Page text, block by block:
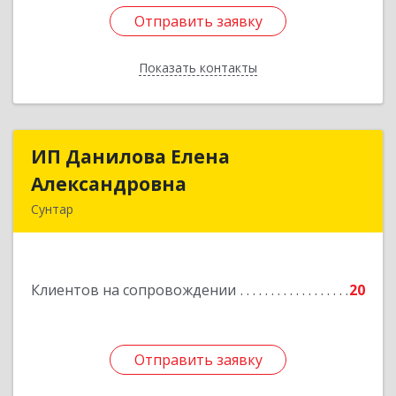
Отправить заявку
Показать контакты
Отправить заявку
Назад
ИП Данилова Елена
Александровна
Сунтар
Клиентов на сопровождении 20
Отправить заявку
ИП Данилова Елена
Отправить заявку